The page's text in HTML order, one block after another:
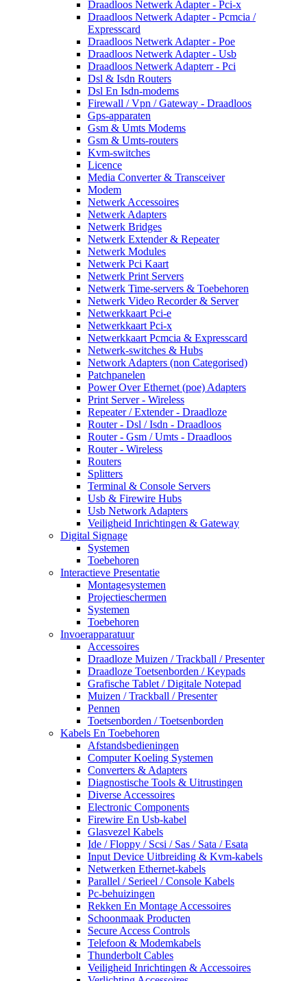
Draadloos Netwerk Adapter - Pci-x
Draadloos Netwerk Adapter - Pcmcia /
Expresscard
Draadloos Netwerk Adapter - Poe
Draadloos Netwerk Adapter - Usb
Draadloos Netwerk Adapterr - Pci
Dsl & Isdn Routers
Dsl En Isdn-modems
Firewall / Vpn / Gateway - Draadloos
Gps-apparaten
Gsm & Umts Modems
Gsm & Umts-routers
Kvm-switches
Licence
Media Converter & Transceiver
Modem
Netwerk Accessoires
Netwerk Adapters
Netwerk Bridges
Netwerk Extender & Repeater
Netwerk Modules
Netwerk Pci Kaart
Netwerk Print Servers
Netwerk Time-servers & Toebehoren
Netwerk Video Recorder & Server
Netwerkkaart Pci-e
Netwerkkaart Pci-x
Netwerkkaart Pcmcia & Expresscard
Netwerk-switches & Hubs
Network Adapters (non Categorised)
Patchpanelen
Power Over Ethernet (poe) Adapters
Print Server - Wireless
Repeater / Extender - Draadloze
Router - Dsl / Isdn - Draadloos
Router - Gsm / Umts - Draadloos
Router - Wireless
Routers
Splitters
Terminal & Console Servers
Usb & Firewire Hubs
Usb Network Adapters
Veiligheid Inrichtingen & Gateway
Digital Signage
Systemen
Toebehoren
Interactieve Presentatie
Montagesystemen
Projectieschermen
Systemen
Toebehoren
Invoerapparatuur
Accessoires
Draadloze Muizen / Trackball / Presenter
Draadloze Toetsenborden / Keypads
Grafische Tablet / Digitale Notepad
Muizen / Trackball / Presenter
Pennen
Toetsenborden / Toetsenborden
Kabels En Toebehoren
Afstandsbedieningen
Computer Koeling Systemen
Converters & Adapters
Diagnostische Tools & Uitrustingen
Diverse Accessoires
Electronic Components
Firewire En Usb-kabel
Glasvezel Kabels
Ide / Floppy / Scsi / Sas / Sata / Esata
Input Device Uitbreiding & Kvm-kabels
Netwerken Ethernet-kabels
Parallel / Serieel / Console Kabels
Pc-behuizingen
Rekken En Montage Accessoires
Schoonmaak Producten
Secure Access Controls
Telefoon & Modemkabels
Thunderbolt Cables
Veiligheid Inrichtingen & Accessoires